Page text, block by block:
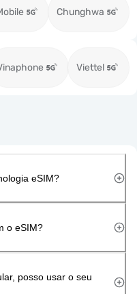
Chunghwa
Viettel
eSIM?
o eSIM?
posso usar o seu